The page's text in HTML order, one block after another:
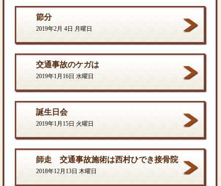
節分
2019年2月 4日 月曜日
交通事故のケガは
2019年1月16日 水曜日
誕生日会
2019年1月15日 火曜日
師走 交通事故施術は西村ひでき接骨院
2018年12月13日 木曜日